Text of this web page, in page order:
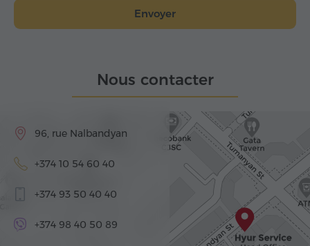
Envoyer
Nous contacter
96, rue Nalbandyan
+374 10 54 60 40
+374 93 50 40 40
+374 98 40 50 89